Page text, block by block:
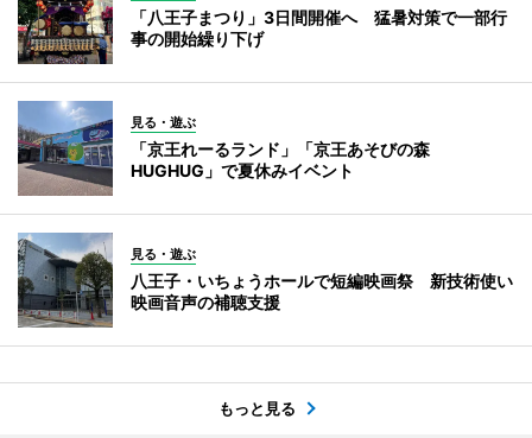
「八王子まつり」3日間開催へ 猛暑対策で一部行
事の開始繰り下げ
見る・遊ぶ
「京王れーるランド」「京王あそびの森
HUGHUG」で夏休みイベント
見る・遊ぶ
八王子・いちょうホールで短編映画祭 新技術使い
映画音声の補聴支援
もっと見る